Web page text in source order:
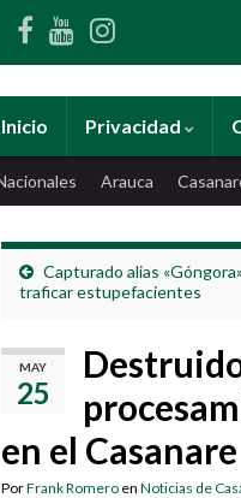
Inicio Privacidad
Arauca
Capturado alias
traficar estupefacientes
MAY
25
en el Casanare
PorFrank Romero en Noticias de